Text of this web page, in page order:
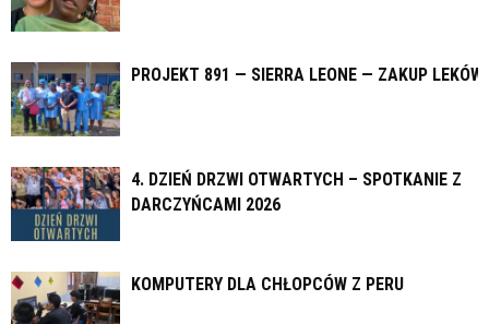
PROJEKT 891 — SIERRA LEONE — ZAKUP LEKÓW
4. DZIEŃ DRZWI OTWARTYCH – SPOTKANIE Z
DARCZYŃCAMI 2026
KOMPUTERY DLA CHŁOPCÓW Z PERU